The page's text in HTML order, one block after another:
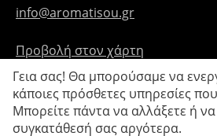
info@aromatisou.gr
Προβολή στον χάρτη
© 2019 - 2026
Γεια σας! Θα μπορούσαμε να
κάποιες πρόσθετες υπηρεσίες
Μπορείτε πάντα να αλλάξετε ή
συγκατάθεσή σας αργότερα.